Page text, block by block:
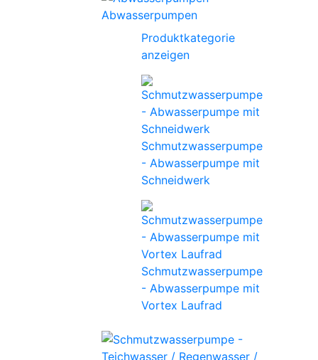
Abwasserpumpen
Produktkategorie
anzeigen
Schmutzwasserpumpe
- Abwasserpumpe mit
Schneidwerk
Schmutzwasserpumpe
- Abwasserpumpe mit
Vortex Laufrad